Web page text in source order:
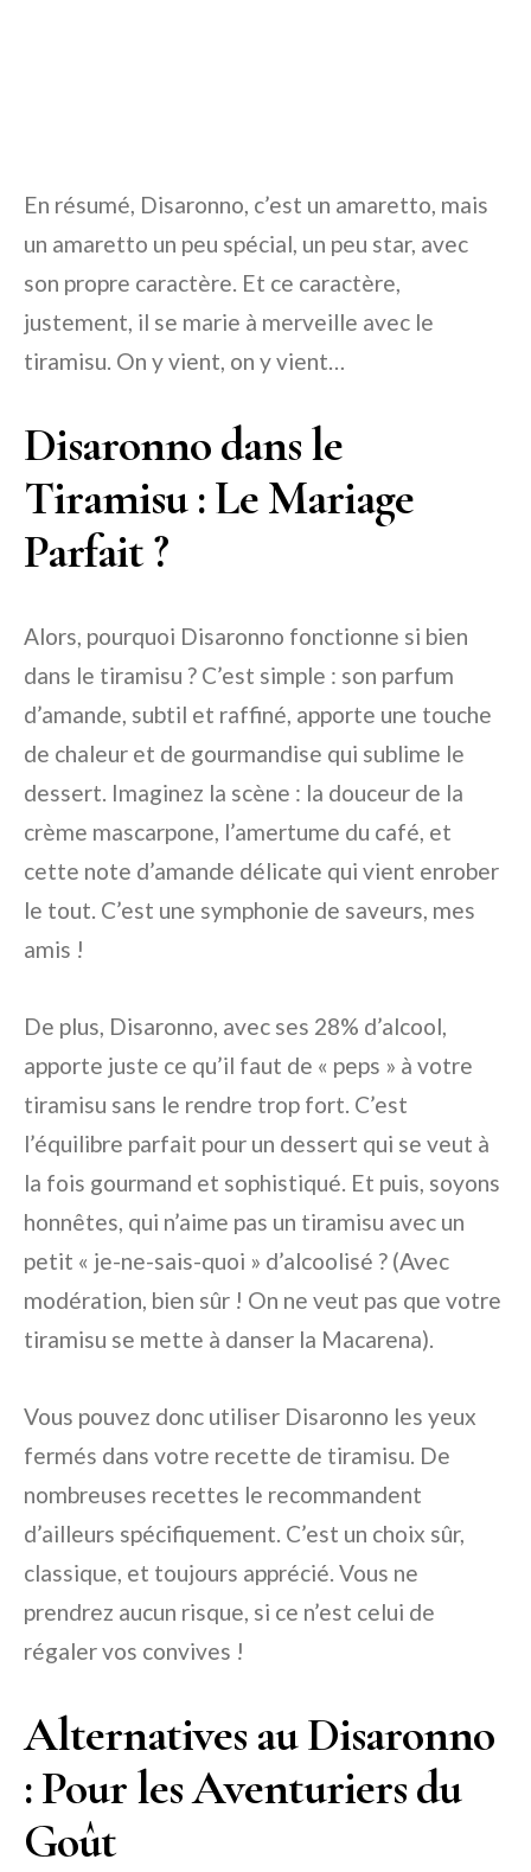
En résumé, Disaronno, c’est un amaretto, mais
un amaretto un peu spécial, un peu star, avec
son propre caractère. Et ce caractère,
justement, il se marie à merveille avec le
tiramisu. On y vient, on y vient…
Disaronno dans le
Tiramisu : Le Mariage
Parfait ?
Alors, pourquoi Disaronno fonctionne si bien
dans le tiramisu ? C’est simple : son parfum
d’amande, subtil et raffiné, apporte une touche
de chaleur et de gourmandise qui sublime le
dessert. Imaginez la scène : la douceur de la
crème mascarpone, l’amertume du café, et
cette note d’amande délicate qui vient enrober
le tout. C’est une symphonie de saveurs, mes
amis !
De plus, Disaronno, avec ses 28% d’alcool,
apporte juste ce qu’il faut de « peps » à votre
tiramisu sans le rendre trop fort. C’est
l’équilibre parfait pour un dessert qui se veut à
la fois gourmand et sophistiqué. Et puis, soyons
honnêtes, qui n’aime pas un tiramisu avec un
petit « je-ne-sais-quoi » d’alcoolisé ? (Avec
modération, bien sûr ! On ne veut pas que votre
tiramisu se mette à danser la Macarena).
Vous pouvez donc utiliser Disaronno les yeux
fermés dans votre recette de tiramisu. De
nombreuses recettes le recommandent
d’ailleurs spécifiquement. C’est un choix sûr,
classique, et toujours apprécié. Vous ne
prendrez aucun risque, si ce n’est celui de
régaler vos convives !
Alternatives au Disaronno
: Pour les Aventuriers du
Goût